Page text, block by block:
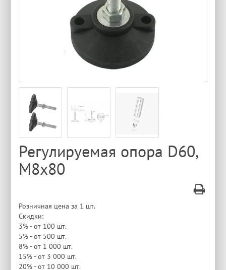
Регулируемая опора D60,
М8х80
Розничная цена за 1 шт.
Скидки:
3% - от 100 шт.
5% - от 500 шт.
8% - от 1 000 шт.
15% - от 3 000 шт.
20% - от 10 000 шт.